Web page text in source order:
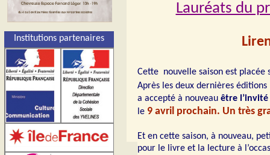
Lauréats du
Cette nouvelle saison est
Après les deux dernières
a accepté à nouveau être
le 9 avril prochain. Un très
Et en cette saison, à nouveau,
pour le livre et la lecture à
Institutions partenaires